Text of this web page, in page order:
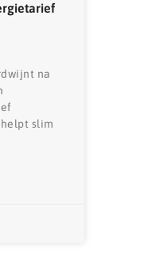
na
slim